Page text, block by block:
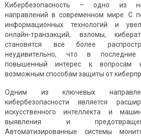
Кибербезопасность – одно из
направлений в современном мире. С
информационных технологий и
онлайн-транзакций, взломы,
становятся все более
неудивительно, что в
повышенный интерес к вопросам
возможным способам защиты от
Одним из ключевых
кибербезопасности является
искусственного интеллекта и
выявления и
Автоматизированные системы